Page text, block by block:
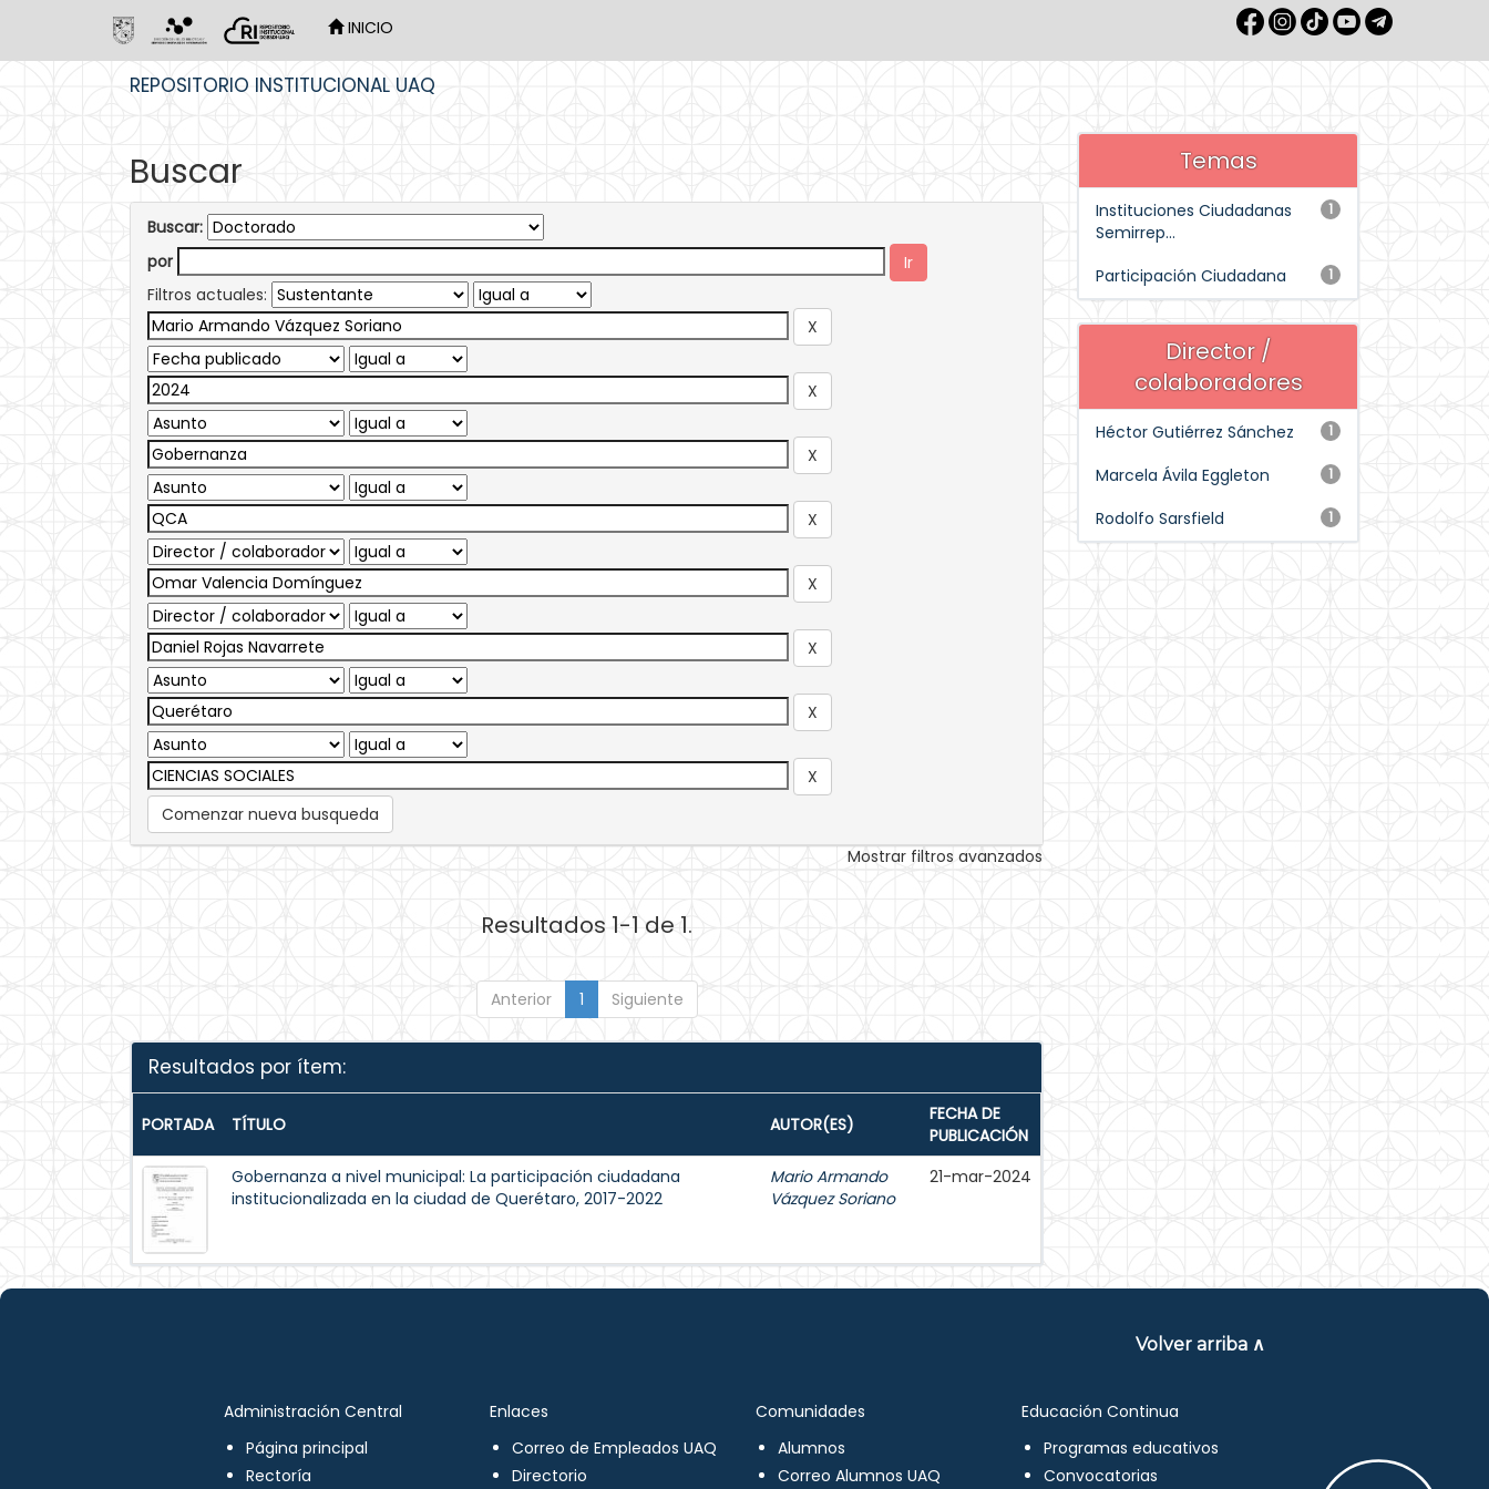
INICIO
REPOSITORIO INSTITUCIONAL UAQ
Buscar
Buscar:
por
Filtros actuales:
Comenzar nueva busqueda
Mostrar filtros avanzados
Resultados 1-1 de 1.
Anterior 1 Siguiente
Resultados por ítem:
PORTADA TÍTULO AUTOR(ES)
FECHA DE
PUBLICACIÓN
Gobernanza a nivel municipal: La participación ciudadana
institucionalizada en la ciudad de Querétaro, 2017-2022
Mario Armando
Vázquez Soriano
21-mar-2024
Temas
1
Instituciones Ciudadanas
Semirrep...
1
Participación Ciudadana
Director /
colaboradores
1
Héctor Gutiérrez Sánchez
1
Marcela Ávila Eggleton
1
Rodolfo Sarsfield
Volver arriba ∧
Administración Central
Página principal
Rectoría
Enlaces
Correo de Empleados UAQ
Directorio
Comunidades
Alumnos
Correo Alumnos UAQ
Educación Continua
Programas educativos
Convocatorias